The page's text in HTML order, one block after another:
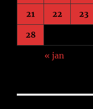
21 22 23
28
« jan